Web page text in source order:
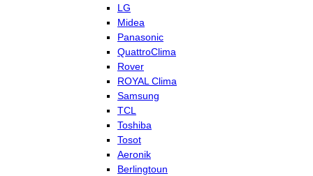
LG
Midea
Panasonic
QuattroClima
Rover
ROYAL Clima
Samsung
TCL
Toshiba
Tosot
Aeronik
Berlingtoun